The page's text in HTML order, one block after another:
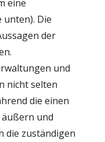
eine
unten). Die
der
und
nicht selten
die einen
und
die zuständigen